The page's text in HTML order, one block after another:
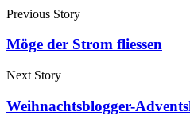
Previous Story
Möge der Strom fliessen
Next Story
Weihnachtsblogger-